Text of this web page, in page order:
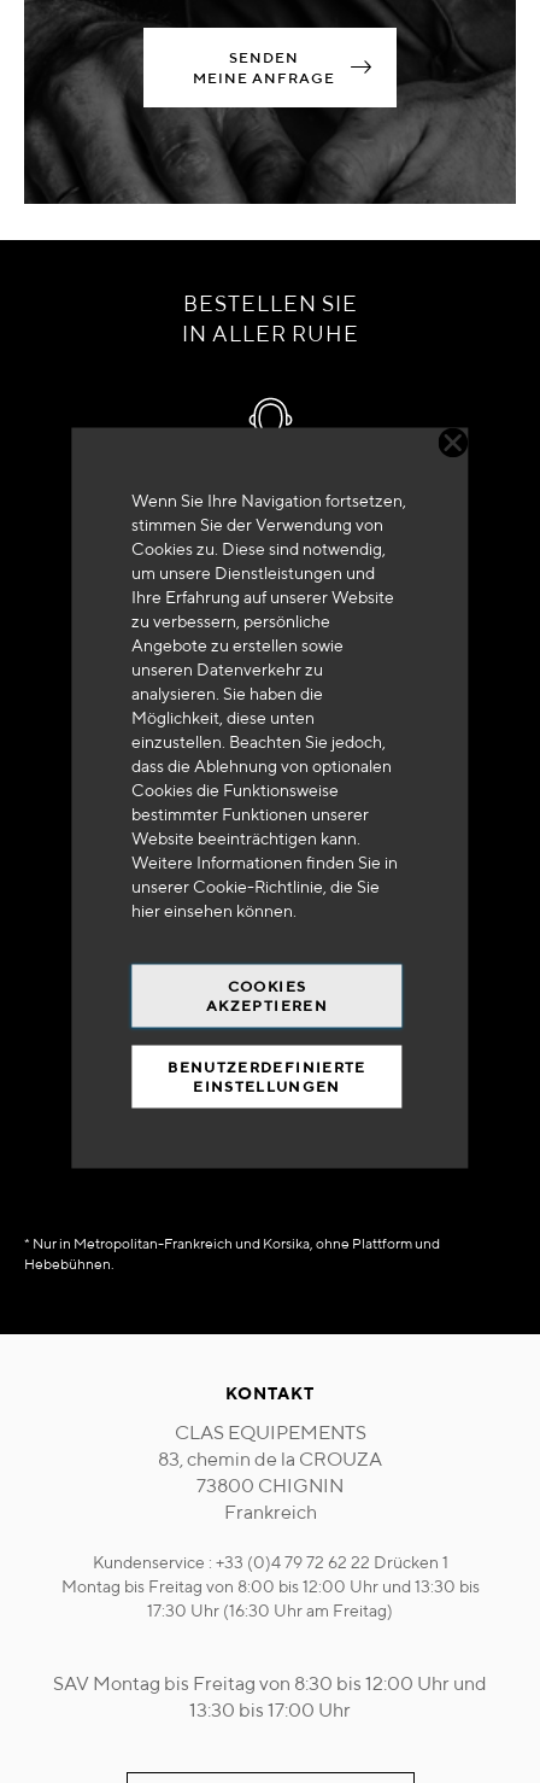
Wenn Sie Ihre Navigation fortsetzen,
stimmen Sie der Verwendung von
Cookies zu. Diese sind notwendig,
um unsere Dienstleistungen und
Ihre Erfahrung auf unserer Website
zu verbessern, persönliche
Angebote zu erstellen sowie
unseren Datenverkehr zu
analysieren. Sie haben die
Möglichkeit, diese unten
einzustellen. Beachten Sie jedoch,
dass die Ablehnung von optionalen
Cookies die Funktionsweise
bestimmter Funktionen unserer
Website beeinträchtigen kann.
Weitere Informationen finden Sie in
unserer Cookie-Richtlinie, die Sie
hiereinsehen können.
COOKIES
AKZEPTIEREN
BENUTZERDEFINIERTE
EINSTELLUNGEN
SENDEN
MEINE ANFRAGE
BESTELLEN SIE
IN ALLER RUHE
Kundenservice
+33 (0)4 79 72 62 22 Drücken 1
Lieferung innerhalb von 48 bis 72 Stunden in
Metropolitan-Frankreich
Versandkostenfrei
bei 250 Euros*
90% des Katalogs
in Verfügbarkeit
* Nur in Metropolitan-Frankreich und Korsika, ohne Plattform und
Hebebühnen.
KONTAKT
CLAS EQUIPEMENTS
83, chemin de la CROUZA
73800 CHIGNIN
Frankreich
Kundenservice : +33 (0)4 79 72 62 22 Drücken 1
Montag bis Freitag von 8:00 bis 12:00 Uhr und 13:30 bis
17:30 Uhr (16:30 Uhr am Freitag)
SAV Montag bis Freitag von 8:30 bis 12:00 Uhr und
13:30 bis 17:00 Uhr